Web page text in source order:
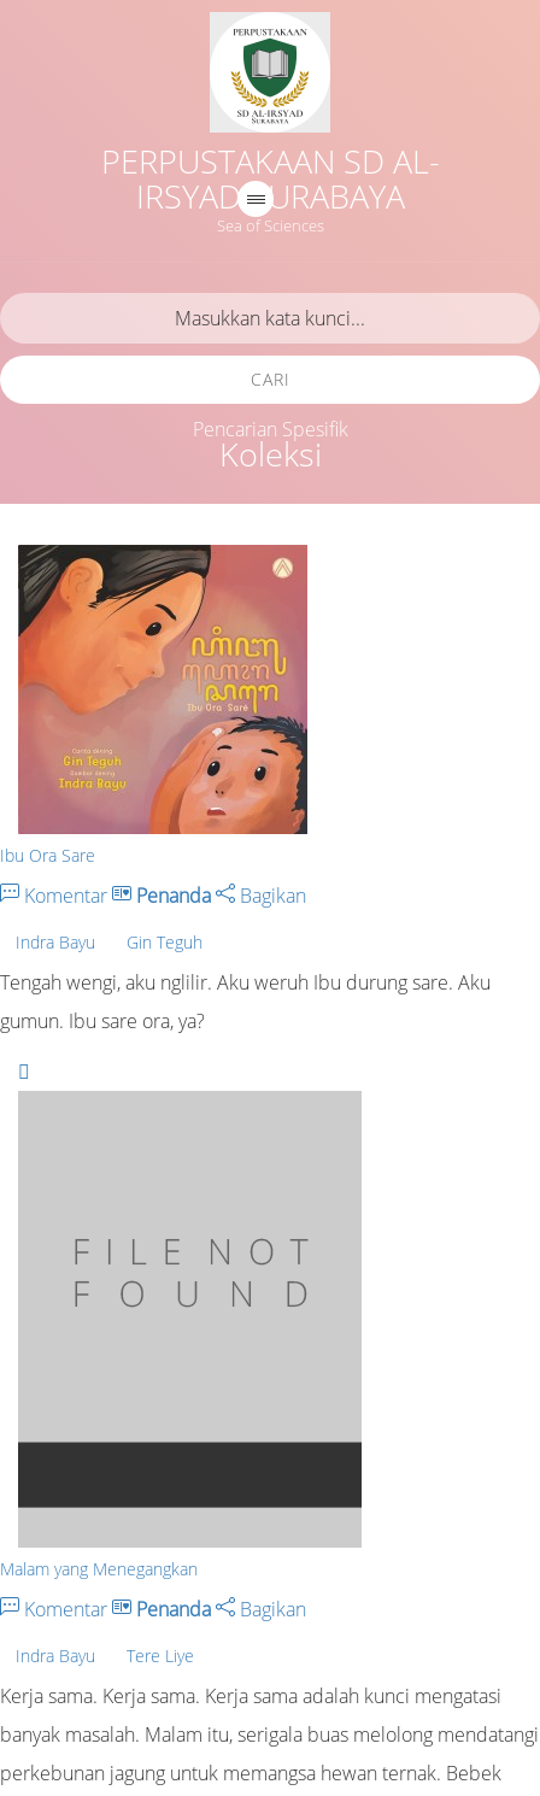
PERPUSTAKAAN SD AL-
IRSYAD SURABAYA
Sea of Sciences
Koleksi
CARI
Pencarian Spesifik
Ibu Ora Sare
Komentar Penanda Bagikan
Indra Bayu Gin Teguh
Tengah wengi, aku nglilir. Aku weruh Ibu durung sare. Aku
gumun. Ibu sare ora, ya?
Malam yang Menegangkan
Komentar Penanda Bagikan
Indra Bayu Tere Liye
Kerja sama. Kerja sama. Kerja sama adalah kunci mengatasi
banyak masalah. Malam itu, serigala buas melolong mendatangi
perkebunan jagung untuk memangsa hewan ternak. Bebek